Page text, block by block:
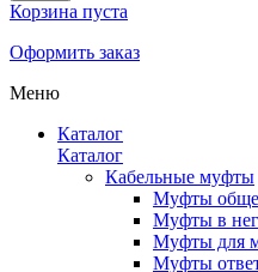
Корзина пуста
Оформить заказ
Меню
Каталог
Каталог
Кабельные муфты
Муфты
Муфты в
Муфты для
Муфты